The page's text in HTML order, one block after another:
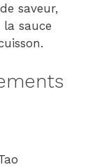
saveur,
sauce